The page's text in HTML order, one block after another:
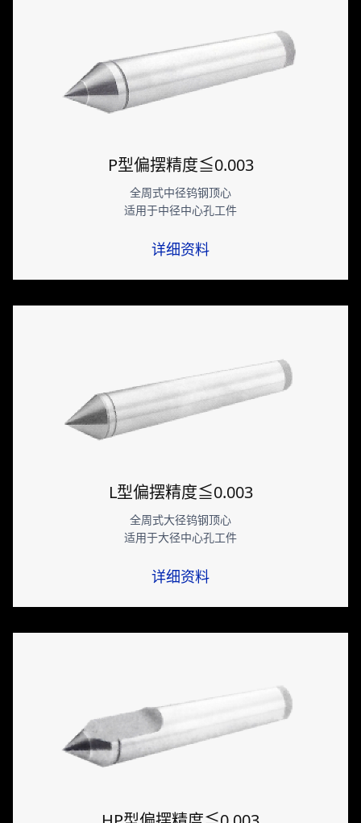
P型偏摆精度≦0.003
全周式中径钨钢顶心
适用于中径中心孔工件
详细资料
L型偏摆精度≦0.003
全周式大径钨钢顶心
适用于大径中心孔工件
详细资料